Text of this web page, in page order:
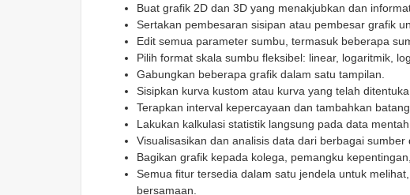
Buat grafik 2D dan 3D yang menakjubkan dan
Sertakan pembesaran sisipan atau pembesar grafik
Edit semua parameter sumbu, termasuk beberapa
Pilih format skala sumbu fleksibel: linear, logaritmik,
Gabungkan beberapa grafik dalam satu tampilan.
Sisipkan kurva kustom atau kurva yang telah
Terapkan interval kepercayaan dan tambahkan
Lakukan kalkulasi statistik langsung pada data
Visualisasikan dan analisis data dari berbagai sumber
Bagikan grafik kepada kolega, pemangku
Semua fitur tersedia dalam satu jendela untuk
bersamaan.